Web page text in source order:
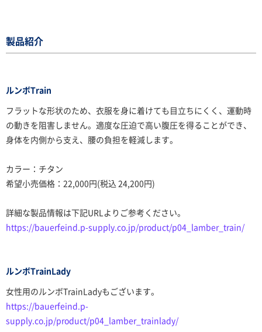
製品紹介
ルンボTrain
フラットな形状のため、衣服を身に着けても目立ちにくく、運動時
の動きを阻害しません。適度な圧迫で高い腹圧を得ることができ、
身体を内側から支え、腰の負担を軽減します。
カラー：チタン
希望小売価格：22,000円(税込 24,200円)
詳細な製品情報は下記URLよりご参考ください。
https://bauerfeind.p-supply.co.jp/product/p04_lamber_train/
ルンボTrainLady
女性用のルンボTrainLadyもございます。
https://bauerfeind.p-
supply.co.jp/product/p04_lamber_trainlady/